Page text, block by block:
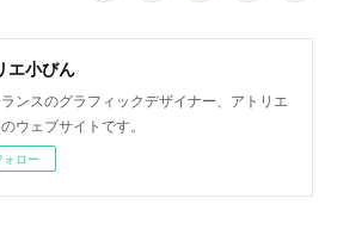
エ小びん
ンスのグラフィックデザイナー、アトリエ
ウェブサイトです。
ォロー